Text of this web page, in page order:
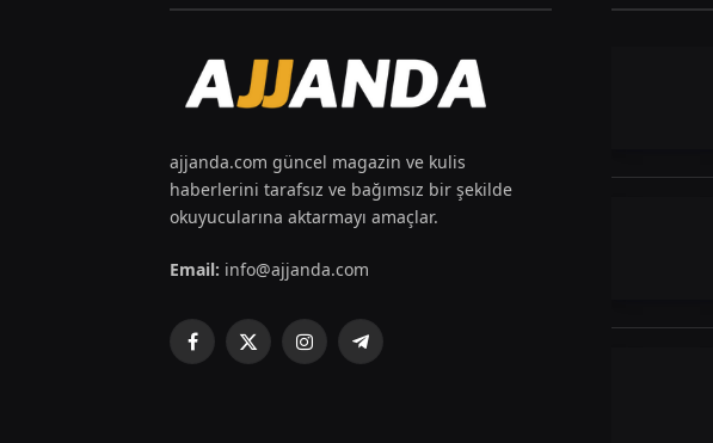
ajjanda.com güncel magazin ve kulis
haberlerini tarafsız ve bağımsız bir şekilde
okuyucularına aktarmayı amaçlar.
Email: info@ajjanda.com
Facebook
X
InstagramTelegram